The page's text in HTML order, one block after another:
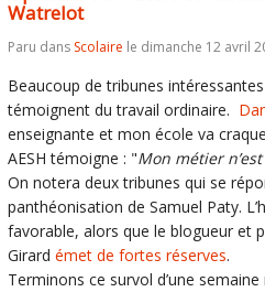
Watrelot
Paru dans Scolaire le dimanche 12 avril
Beaucoup de tribunes
témoignent du travail ordinaire.
enseignante et mon école va
AESH témoigne : "Mon métier
On notera deux tribunes qui se
panthéonisation de Samuel Paty.
favorable, alors que le blogueur et
Girard émet de fortes réserves.
Terminons ce survol d’une